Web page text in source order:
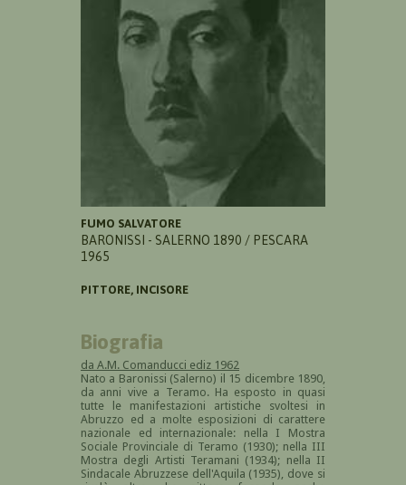
FUMO SALVATORE
BARONISSI - SALERNO 1890 / PESCARA
1965
PITTORE, INCISORE
Biografia
da A.M. Comanducci ediz 1962
Nato a Baronissi (Salerno) il 15 dicembre 1890,
da anni vive a Teramo. Ha esposto in quasi
tutte le manifestazioni artistiche svoltesi in
Abruzzo ed a molte esposizioni di carattere
nazionale ed internazionale: nella I Mostra
Sociale Provinciale di Teramo (1930); nella III
Mostra degli Artisti Teramani (1934); nella II
Sindacale Abruzzese dell'Aquila (1935), dove si